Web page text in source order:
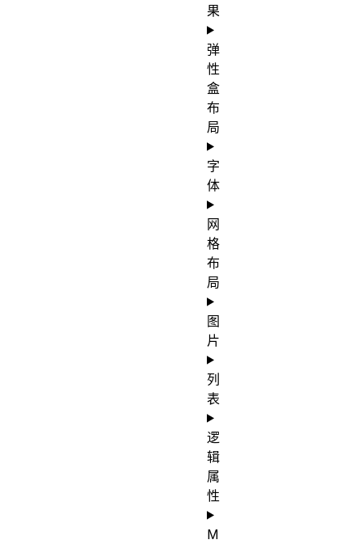
果
弹
性
盒
布
局
字
体
网
格
布
局
图
片
列
表
逻
辑
属
性
M